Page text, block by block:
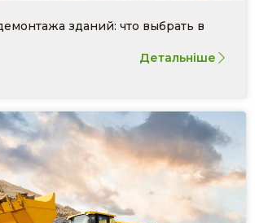
зданий: что выбрать в
Детальніше